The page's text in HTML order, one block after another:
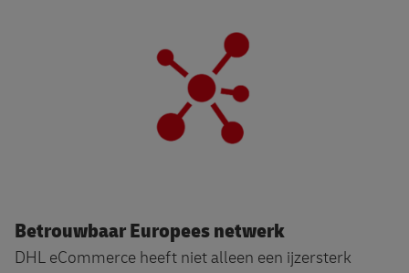
Betrouwbaar Europees netwerk
DHL eCommerce heeft niet alleen een ijzersterk